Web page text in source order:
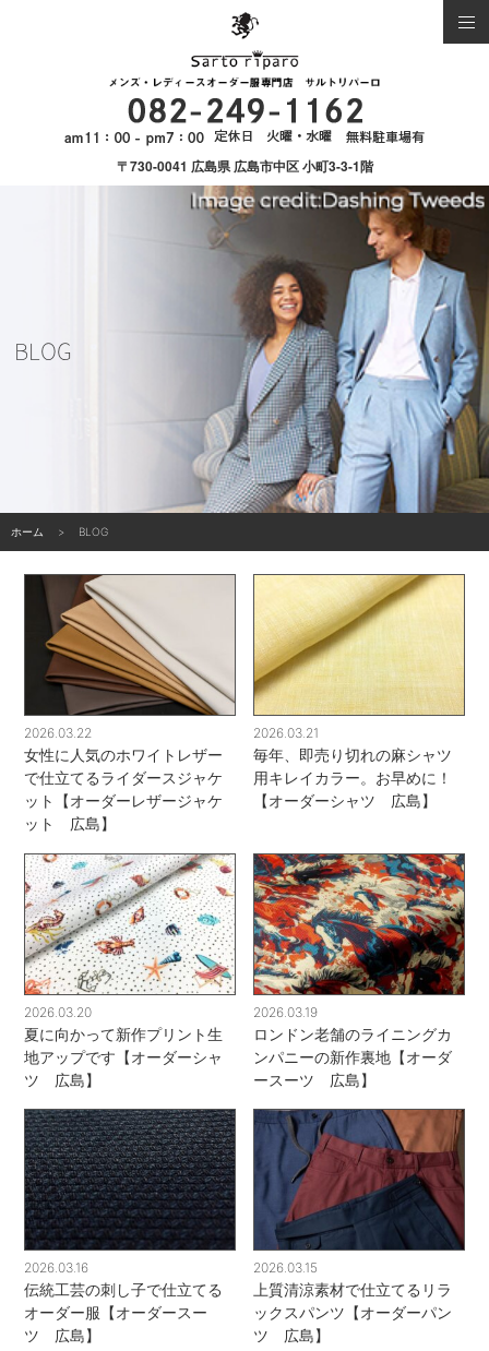
〒730-0041 広島県 広島市中区 小町3-3-1階
BLOG
ホーム BLOG
2026.03.22
女性に人気のホワイトレザー
で仕立てるライダースジャケ
ット【オーダーレザージャケ
ット 広島】
2026.03.21
毎年、即売り切れの麻シャツ
用キレイカラー。お早めに！
【オーダーシャツ 広島】
2026.03.20
夏に向かって新作プリント生
地アップです【オーダーシャ
ツ 広島】
2026.03.19
ロンドン老舗のライニングカ
ンパニーの新作裏地【オーダ
ースーツ 広島】
2026.03.16
伝統工芸の刺し子で仕立てる
オーダー服【オーダースー
ツ 広島】
2026.03.15
上質清涼素材で仕立てるリラ
ックスパンツ【オーダーパン
ツ 広島】